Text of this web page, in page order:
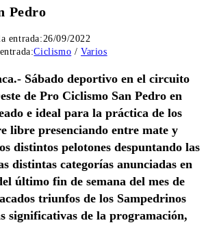
Pedro
entrada:26/09/2022
Ciclismo / Varios
Sábado deportivo en el circuito
de Pro Ciclismo San Pedro en
e ideal para la práctica de los
libre presenciando entre mate y
distintos pelotones despuntando las
distintas categorías anunciadas en
último fin de semana del mes de
triunfos de los Sampedrinos
significativas de la programación,